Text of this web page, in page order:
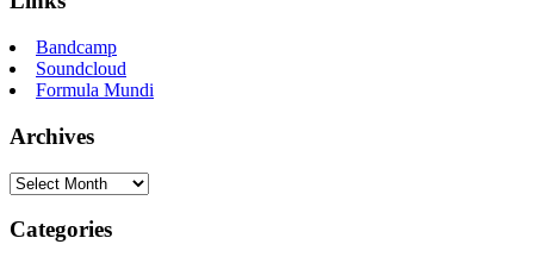
Bandcamp
Soundcloud
Formula Mundi
Archives
Archives
Categories